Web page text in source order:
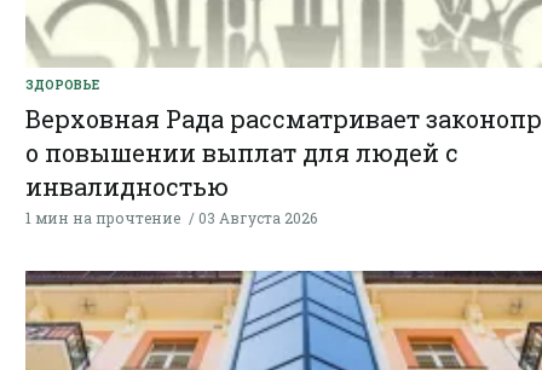
ЗДОРОВЬЕ
Верховная Рада рассматривает
о повышении выплат для людей с
инвалидностью
1 мин на прочтение 03 Августа 2026